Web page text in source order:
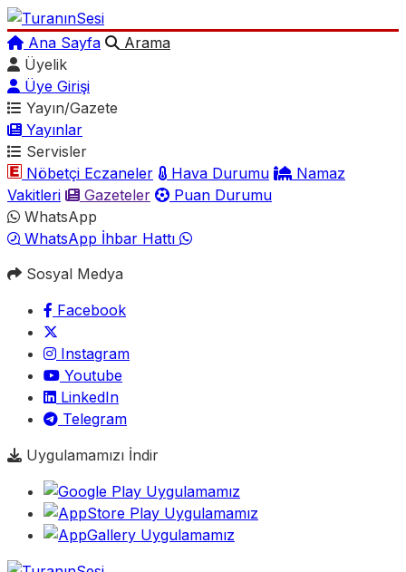
Ana Sayfa
Arama
Üyelik
Üye Girişi
Yayın/Gazete
Yayınlar
Servisler
Nöbetçi Eczaneler
Hava Durumu
Namaz
Vakitleri
Gazeteler
Puan Durumu
WhatsApp
WhatsApp İhbar Hattı
Sosyal Medya
Facebook
Instagram
Youtube
LinkedIn
Telegram
Uygulamamızı İndir